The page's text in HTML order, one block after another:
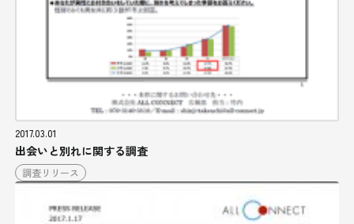
2017.03.01
出会いと別れに関する調査
調査リリース